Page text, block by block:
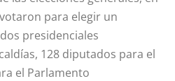
para elegir un
presidenciales
128 diputados para el
el Parlamento